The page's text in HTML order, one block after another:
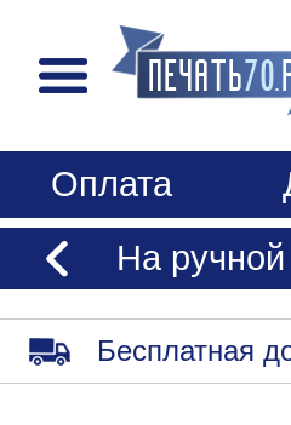
Оплата
На
Бесплатная